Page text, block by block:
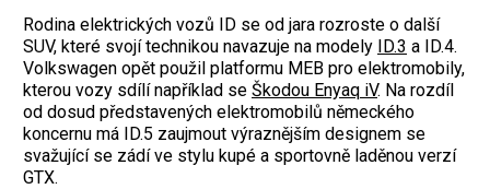
Rodina elektrických vozů ID se od jara rozroste o další
SUV, které svojí technikou navazuje na modely ID.3 a ID.4.
Volkswagen opět použil platformu MEB pro elektromobily,
kterou vozy sdílí například se Škodou Enyaq iV. Na rozdíl
od dosud představených elektromobilů německého
koncernu má ID.5 zaujmout výraznějším designem se
svažující se zádí ve stylu kupé a sportovně laděnou verzí
GTX.